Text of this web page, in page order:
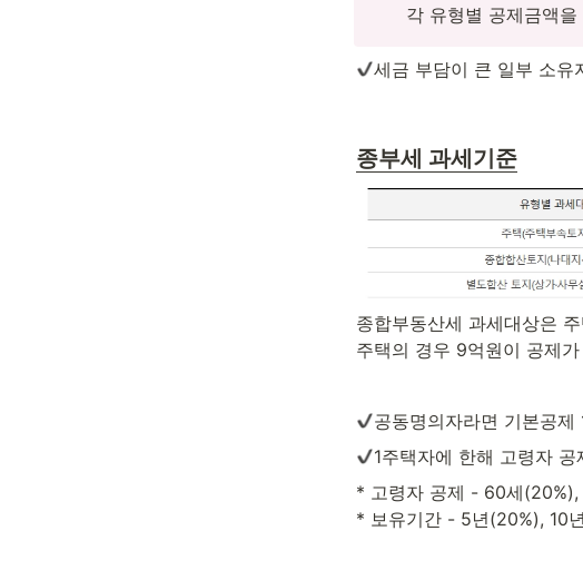
각 유형별 공제금액
세금 부담이 큰 일부 소유
종부세 과세기준
종합부동산세 과세대상은
주택의 경우 9억원이 공제
공동명의자라면 기본공
1주택자에 한해 고령자
* 고령자 공제 - 60세
* 보유기간 - 5년(20%), 10